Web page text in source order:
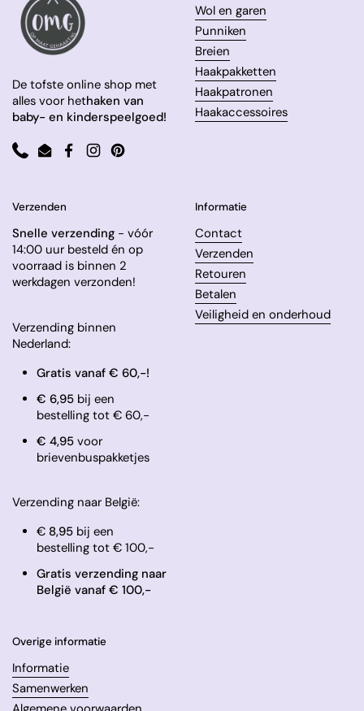
De tofste online shop met
alles voor hethaken van
baby- en kinderspeelgoed!
PhoneEmailFacebook
InstagramPinterest
Wol en garen
Punniken
Breien
Haakpakketten
Haakpatronen
Haakaccessoires
Verzenden
Snelle verzending - vóór
14:00 uur besteld én op
voorraad is binnen 2
werkdagen verzonden!
Verzending binnen
Nederland:
Gratis vanaf € 60,-!
€ 6,95 bij een
bestelling tot € 60,-
​€ 4,95 voor
brievenbuspakketjes
Verzending naar België:
€ 8,95bij een
bestelling tot € 100,-
Gratis verzending naar
België vanaf € 100,-
Informatie
Contact
Verzenden
Retouren
Betalen
Veiligheid en onderhoud
Overige informatie
Informatie
Samenwerken